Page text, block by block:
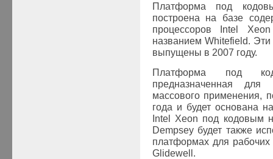
Платформа под
построена на базе
процессоров
Intel
названием Whitefield. Эти
выпущены в 2007 году.
Платформа под
предназначенная
массового применения,
года и будет основана
Intel Xeon под кодовым
Dempseyбудет также
платформах для
Glidewell .